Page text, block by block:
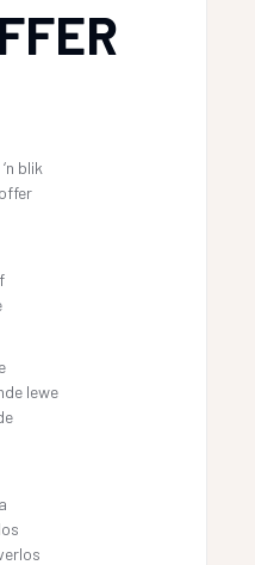
blik
lewe